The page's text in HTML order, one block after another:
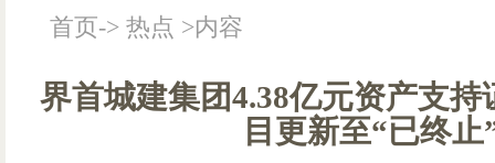
首页-> 热点 >内容
界首城建集团4.38亿元资产支持
目更新至“已终止